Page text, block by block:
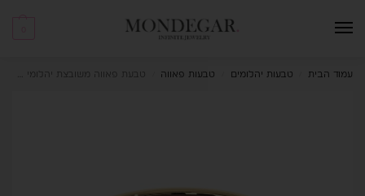
עמוד הבית טבעות יהלומים טבעות פאווה טבעת פאווה משובצת יהלומי מעבדה 1.50 קראט Mythos